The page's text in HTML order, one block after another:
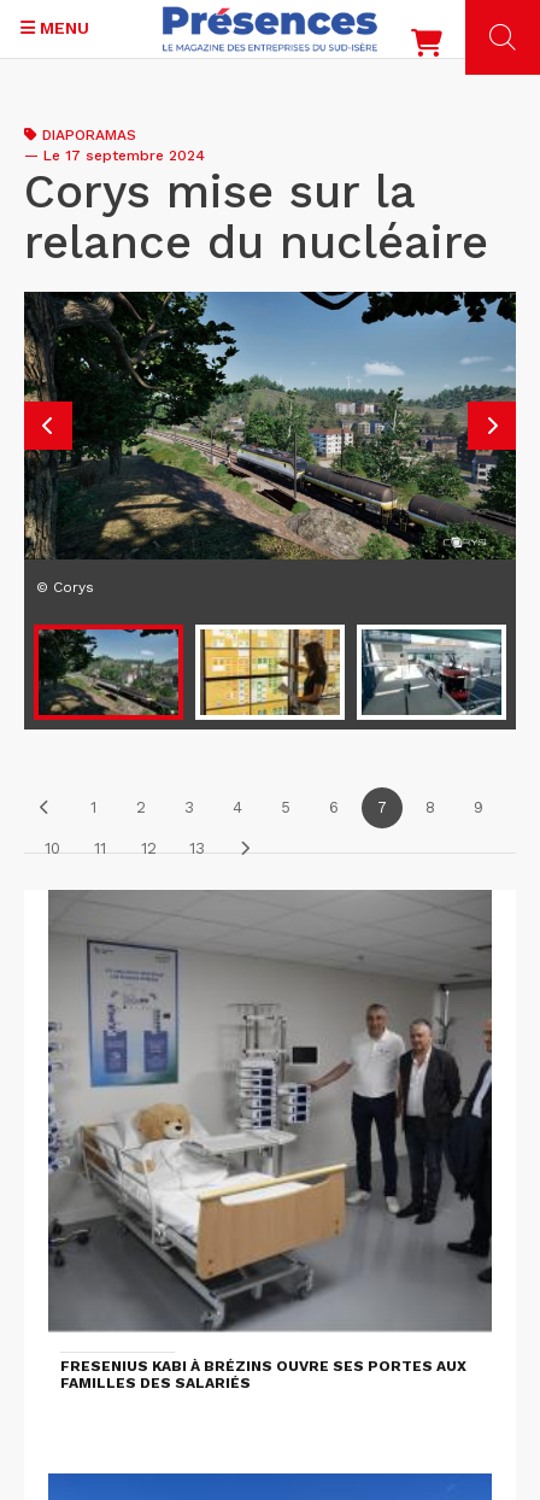
contenu
principal
MENU
DIAPORAMAS
— Le 17 septembre 2024
Corys mise sur la
relance du nucléaire
© Corys
1 2 3 4 5 6 7 8 9
10 11 12 13
FRESENIUS KABI À BRÉZINS OUVRE SES PORTES AUX
FAMILLES DES SALARIÉS